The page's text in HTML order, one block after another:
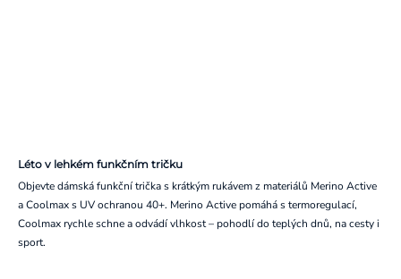
Léto v lehkém funkčním tričku
Objevte dámská funkční trička s krátkým rukávem z materiálů Merino Active
a Coolmax s UV ochranou 40+. Merino Active pomáhá s termoregulací,
Coolmax rychle schne a odvádí vlhkost – pohodlí do teplých dnů, na cesty i
sport.